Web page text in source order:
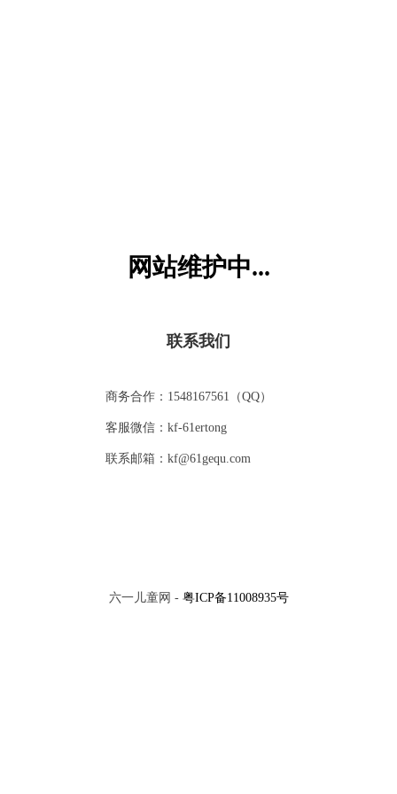
网站维护中...
联系我们
商务合作：1548167561（QQ）
客服微信：kf-61ertong
联系邮箱：kf@61gequ.com
六一儿童网 - 粤ICP备11008935号